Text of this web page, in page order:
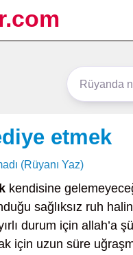
etmek
(Rüyanı Yaz)
kendisine
sağlıksız ruh
durum için allah’a
için uzun süre